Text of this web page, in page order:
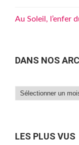
Au Soleil, l’enfer
DANS NOS
Dans
LES PLUS VUS